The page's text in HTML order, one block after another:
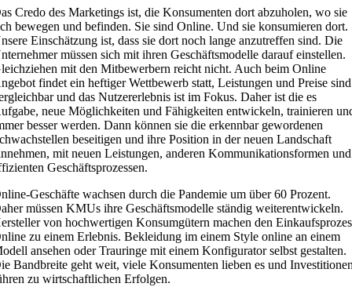
Credo des Marketings ist, die Konsumenten dort abzuholen, wo sie
bewegen und befinden. Sie sind Online. Und sie konsumieren dort.
Einschätzung ist, dass sie dort noch lange anzutreffen sind. Die
müssen sich mit ihren Geschäftsmodelle darauf einstellen.
mit den Mitbewerbern reicht nicht. Auch beim Online
findet ein heftiger Wettbewerb statt, Leistungen und Preise sind
und das Nutzererlebnis ist im Fokus. Daher ist die es
neue Möglichkeiten und Fähigkeiten entwickeln, trainieren
besser werden. Dann können sie die erkennbar gewordenen
beseitigen und ihre Position in der neuen Landschaft
mit neuen Leistungen, anderen Kommunikationsformen und
Geschäftsprozessen.
Geschäfte wachsen durch die Pandemie um über 60 Prozent.
müssen KMUs ihre Geschäftsmodelle ständig weiterentwickeln.
von hochwertigen Konsumgütern machen den
zu einem Erlebnis. Bekleidung im einem Style online an einem
ansehen oder Trauringe mit einem Konfigurator selbst gestalten.
Bandbreite geht weit, viele Konsumenten lieben es und
zu wirtschaftlichen Erfolgen.